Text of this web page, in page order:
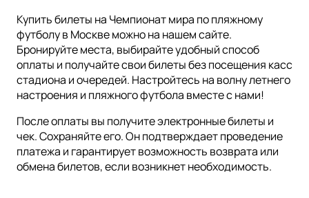
Купить билеты на Чемпионат мира по пляжному
футболу в Москве можно на нашем сайте.
Бронируйте места, выбирайте удобный способ
оплаты и получайте свои билеты без посещения касс
стадиона и очередей. Настройтесь на волну летнего
настроения и пляжного футбола вместе с нами!
После оплаты вы получите электронные билеты и
чек. Сохраняйте его. Он подтверждает проведение
платежа и гарантирует возможность возврата или
обмена билетов, если возникнет необходимость.